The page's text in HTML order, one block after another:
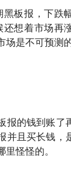
黑板报，下跌
还想着市场再
是不可预测的
报的钱到账了
并且买长钱，
里怪怪的。